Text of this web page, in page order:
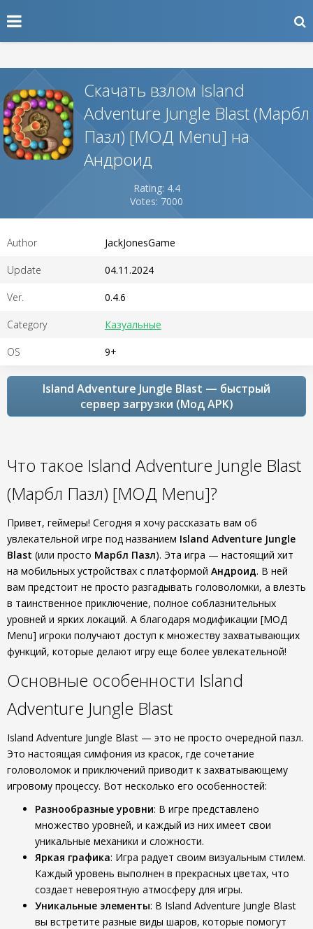
Скачать взлом Island
Adventure Jungle Blast (Марбл
Пазл) [МОД Menu] на
Андроид
Rating: 4.4
Votes: 7000
Author JackJonesGame
Update 04.11.2024
Ver. 0.4.6
Category Казуальные
OS 9+
Island Adventure Jungle Blast — быстрый
сервер загрузки (Мод APK)
Что такое Island Adventure Jungle Blast
(Марбл Пазл) [МОД Menu]?
Привет, геймеры! Сегодня я хочу рассказать вам об
увлекательной игре под названием Island Adventure Jungle
Blast (или просто Марбл Пазл). Эта игра — настоящий хит
на мобильных устройствах с платформой Андроид. В ней
вам предстоит не просто разгадывать головоломки, а влезть
в таинственное приключение, полное соблазнительных
уровней и ярких локаций. А благодаря модификации [МОД
Menu] игроки получают доступ к множеству захватывающих
функций, которые делают игру еще более увлекательной!
Основные особенности Island
Adventure Jungle Blast
Island Adventure Jungle Blast — это не просто очередной пазл.
Это настоящая симфония из красок, где сочетание
головоломок и приключений приводит к захватывающему
игровому процессу. Вот несколько его особенностей:
Разнообразные уровни: В игре представлено
множество уровней, и каждый из них имеет свои
уникальные механики и сложности.
Яркая графика: Игра радует своим визуальным стилем.
Каждый уровень выполнен в прекрасных цветах, что
создает невероятную атмосферу для игры.
Уникальные элементы: В Island Adventure Jungle Blast
вы встретите разные виды шаров, которые помогут